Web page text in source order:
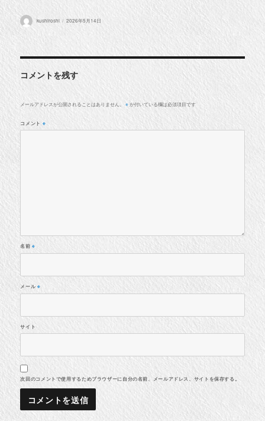
投
kushiroshi
投
2026年5月14日
コメントを残す
メールアドレスが公開されることはありません。 ※ が付いている欄は必須項目です
コメント ※
名前※
メール ※
サイト
次回のコメントで使用するためブラウザーに自分の名前、メールアドレス、サイトを保存する。